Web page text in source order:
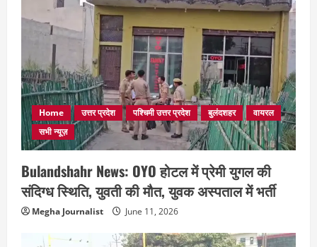
Home उत्तर प्रदेश पश्चिमी उत्तर प्रदेश बुलंदशहर
वायरल
सभी न्यूज़
Bulandshahr News: OYO होटल में प्रेमी युगल की
संदिग्ध स्थिति, युवती की मौत, युवक अस्पताल में भर्ती
Megha Journalist June 11, 2026